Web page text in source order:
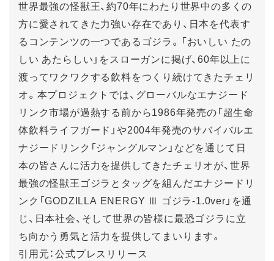
世界最強の怪獣王、約70年にわたり世界中の多くの
方に愛されてきた力強い存在であり、日本を代表す
るコンテンツの一つであるゴジラ。「おいしい たの
しい あたらしい」をスローガンに掲げ、60年以上に
渡ってワクワクする飲料をつくり続けてきたチェリ
オ。本プロジェクトでは、グローバルなエナジード
リンク市場が過熱する前から1986年発売の「超生命
体飲料ライフガード」や2004年発売のサバイバルエ
ナジードリンク「ジャングルマン」などを通じて日
本の皆さんに活力を提供してきたチェリオが、世界
最強の怪獣王ゴジラとタッグを組んだエナジードリ
ンク「GODZILLA ENERGY Ⅲ ゴジラ-1.0ver」を通
じ、日本社会、そして世界の皆様に最恐ゴジラに立
ち向かう勇気と活力を提供してまいります。
引用元：公式プレスリリース